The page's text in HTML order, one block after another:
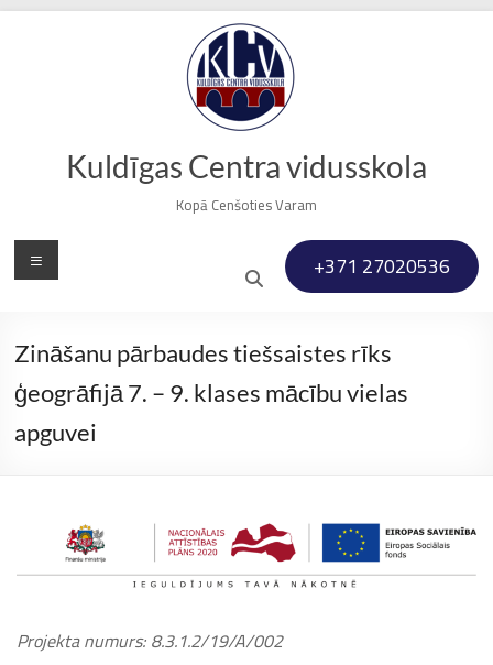
Skip
Kuldīgas Centra vidusskola
Kopā Cenšoties Varam
+371 27020536
Menu
Zināšanu pārbaudes tiešsaistes rīks
ģeogrāfijā 7. – 9. klases mācību vielas
apguvei
Projekta numurs: 8.3.1.2/19/A/002